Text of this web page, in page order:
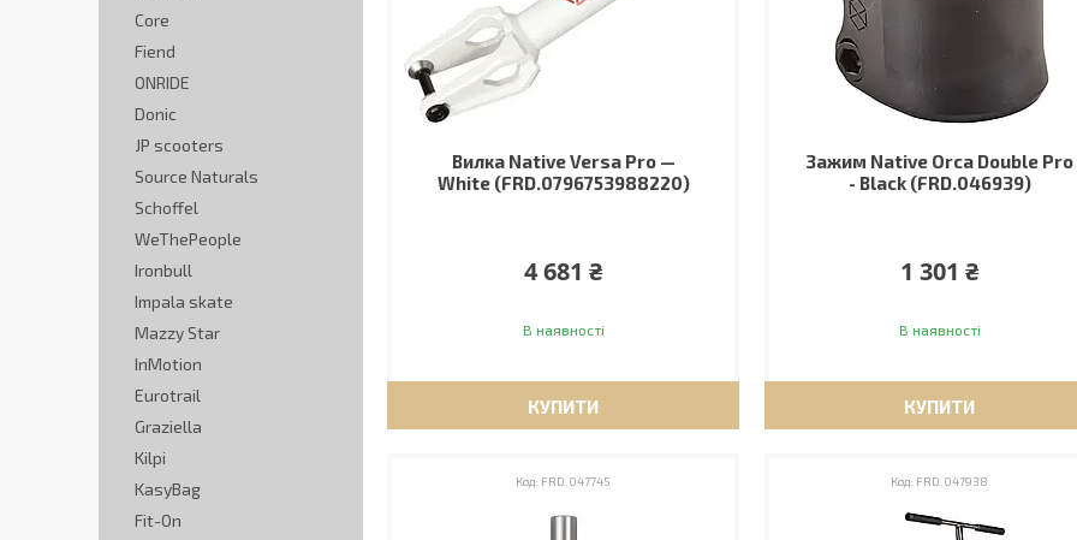
Вилка Native Versa Pro —
White (FRD.0796753988220)
4 681 ₴
В наявності
КУПИТИ
Зажим Native Orca Double Pro
- Black (FRD.046939)
1 301 ₴
В наявності
КУПИТИ
FRD.047745 FRD.047938
Core
Fiend
ONRIDE
Donic
JP scooters
Source Naturals
Schoffel
WeThePeople
Ironbull
Impala skate
Mazzy Star
InMotion
Eurotrail
Graziella
Kilpi
KasyBag
Fit-On